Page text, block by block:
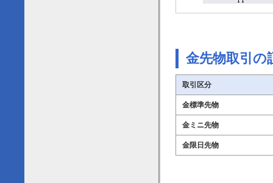
金先物取引の
取引区分
金標準先物
金ミニ先物
金限日先物